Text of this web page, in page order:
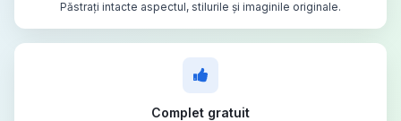
Păstrați intacte aspectul, stilurile și imaginile originale.
Complet gratuit